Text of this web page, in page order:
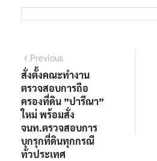
Previous
สั่งตั้งคณะทำงาน
ตรวจสอบการถือ
ครองที่ดิน ”ปารีณา”
ใหม่ พร้อมสั่ง
จนท.ตรวจสอบการ
บุกรุกที่ดินทุกกรณี
ทั่วประเทศ